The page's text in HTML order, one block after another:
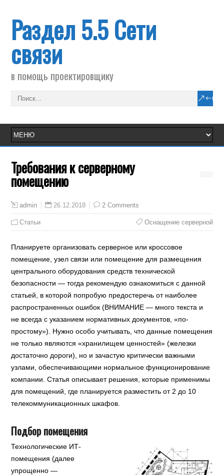
Раздел 5.5 Сети
связи
в помощь проектировщику
Требования к серверному
помещению
admin 26.12.2018 2 Comments
Статьи Оснащение серверной
Планируете организовать серверное или кроссовое
помещение, узел связи или помещение для размещения
центрального оборудования средств технической
безопасности — тогда рекомендую ознакомиться с данной
статьей, в которой попробую предостеречь от наиболее
распространенных ошибок (ВНИМАНИЕ — много текста и
не всегда с указанием нормативных документов, «по-
простому»). Нужно особо учитывать, что данные помещения
не только являются «хранилищем ценностей» (железки
достаточно дороги), но и зачастую критически важными
узлами, обеспечивающими нормальное функционирование
компании. Статья описывает решения, которые применимы
для помещений, где планируется разместить от 2 до 10
телекоммуникационных шкафов.
Подбор помещения
Технологические ИТ-
помещения (далее
упрощенно —